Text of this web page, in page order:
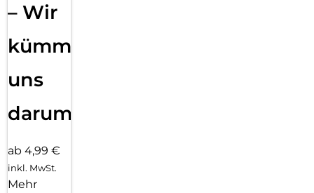
– Wir
kümmern
uns
darum!
ab 4,99 €
inkl. MwSt.
Mehr